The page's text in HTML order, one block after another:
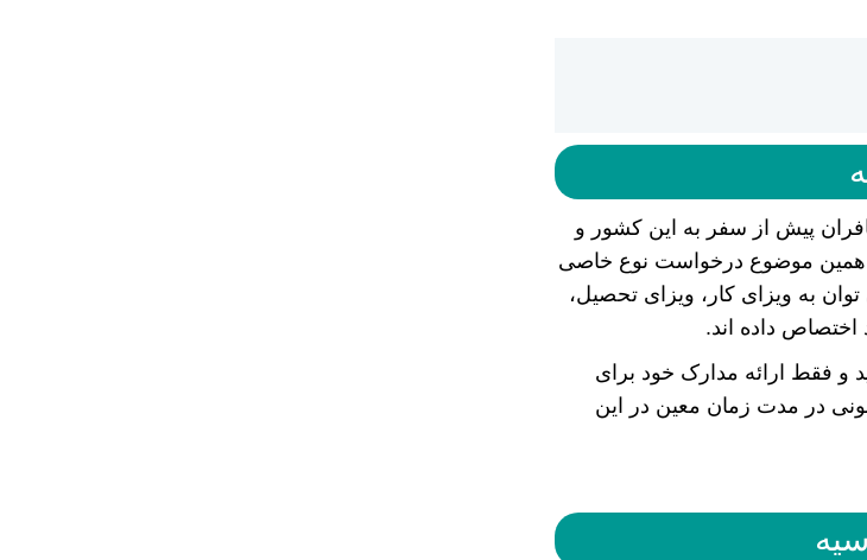
پیش از سفر به این کشور و
همین موضوع درخواست نوع خاصی
به ویزای کار، ویزای تحصیل،
اختصاص داده اند.
و فقط ارائه مدارک خود برای
در مدت زمان معین در این